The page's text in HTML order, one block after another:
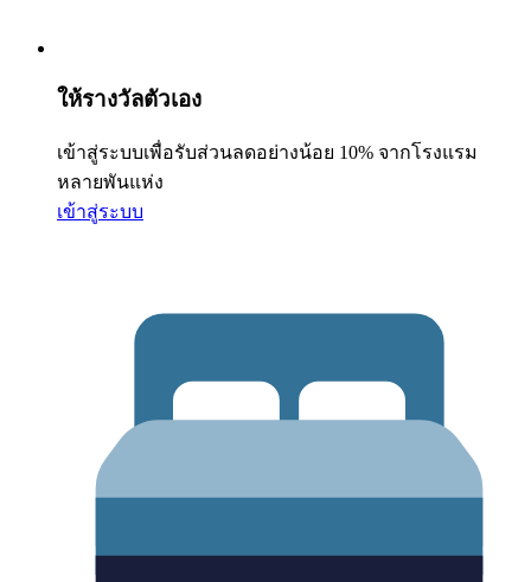
ให้รางวัลตัวเอง
เข้าสู่ระบบเพื่อรับส่วนลดอย่างน้อย 10% จากโรงแรม
หลายพันแห่ง
เข้าสู่ระบบ